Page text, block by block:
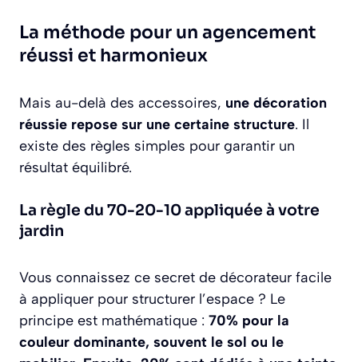
La méthode pour un agencement
réussi et harmonieux
Mais au-delà des accessoires, une décoration
réussie repose sur une certaine structure. Il
existe des règles simples pour garantir un
résultat équilibré.
La règle du 70-20-10 appliquée à votre
jardin
Vous connaissez ce secret de décorateur facile
à appliquer pour structurer l’espace ? Le
principe est mathématique : 70% pour la
couleur dominante, souvent le sol ou le